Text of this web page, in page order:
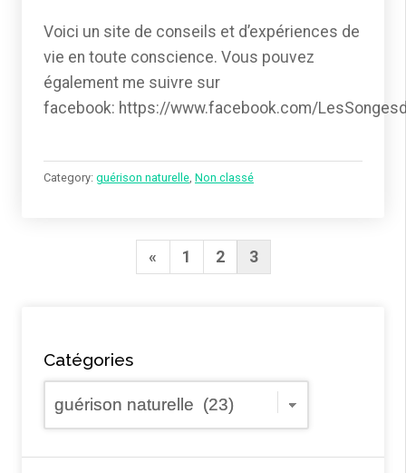
Voici un site de conseils et d’expériences de
vie en toute conscience. Vous pouvez
également me suivre sur
facebook: https://www.facebook.com/
Category: guérison naturelle, Non classé
Navigation
des
Previous
« 1 2 3
Catégories